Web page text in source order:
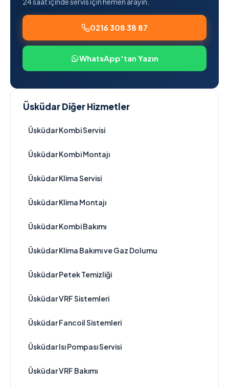
0216 308 38 87
WhatsApp'tan Yazın
Üsküdar Diğer Hizmetler
Üsküdar Kombi Servisi
Üsküdar Kombi Montajı
Üsküdar Klima Servisi
Üsküdar Klima Montajı
Üsküdar Kombi Bakımı
Üsküdar Klima Bakımı ve Gaz Dolumu
Üsküdar Petek Temizliği
Üsküdar VRF Sistemleri
Üsküdar Fancoil Sistemleri
Üsküdar Isı Pompası Servisi
Üsküdar VRF Bakımı